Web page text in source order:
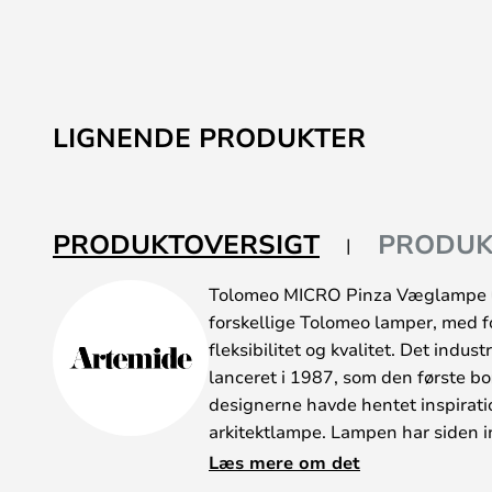
LIGNENDE PRODUKTER
PRODUKTOVERSIGT
Tolomeo MICRO Pinza
forskellige Tolomeo lamper, med
fleksibilitet og kvalitet. Det
lanceret i 1987, som den første
designerne havde hentet
arkitektlampe. Lampen har
priser og er i dag en yderst
Læs mere om det